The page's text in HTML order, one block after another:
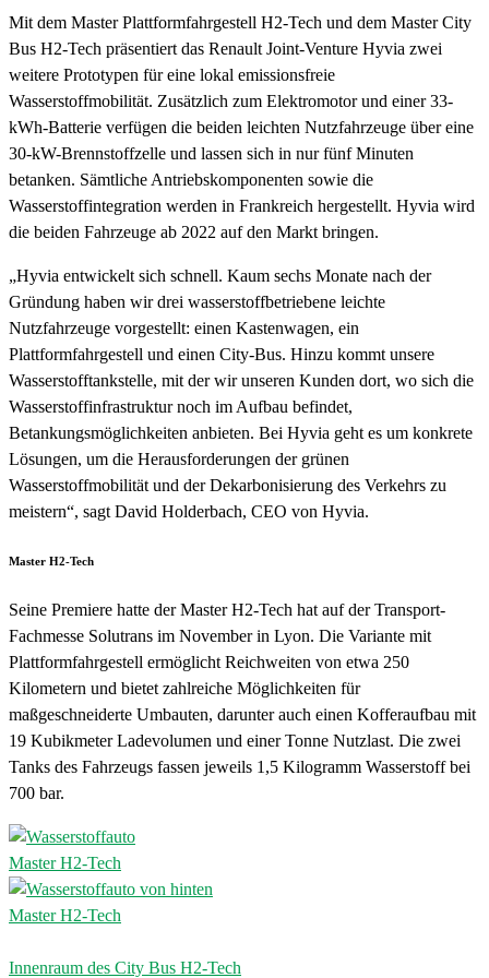
Mit dem Master Plattformfahrgestell H2-Tech und dem Master City
Bus H2-Tech präsentiert das Renault Joint-Venture Hyvia zwei
weitere Prototypen für eine lokal emissionsfreie
Wasserstoffmobilität. Zusätzlich zum Elektromotor und einer 33-
kWh-Batterie verfügen die beiden leichten Nutzfahrzeuge über eine
30-kW-Brennstoffzelle und lassen sich in nur fünf Minuten
betanken. Sämtliche Antriebskomponenten sowie die
Wasserstoffintegration werden in Frankreich hergestellt. Hyvia wird
die beiden Fahrzeuge ab 2022 auf den Markt bringen.
„Hyvia entwickelt sich schnell. Kaum sechs Monate nach der
Gründung haben wir drei wasserstoffbetriebene leichte
Nutzfahrzeuge vorgestellt: einen Kastenwagen, ein
Plattformfahrgestell und einen City-Bus. Hinzu kommt unsere
Wasserstofftankstelle, mit der wir unseren Kunden dort, wo sich die
Wasserstoffinfrastruktur noch im Aufbau befindet,
Betankungsmöglichkeiten anbieten. Bei Hyvia geht es um konkrete
Lösungen, um die Herausforderungen der grünen
Wasserstoffmobilität und der Dekarbonisierung des Verkehrs zu
meistern“, sagt David Holderbach, CEO von Hyvia.
Master H2-Tech
Seine Premiere hatte der Master H2-Tech hat auf der Transport-
Fachmesse Solutrans im November in Lyon. Die Variante mit
Plattformfahrgestell ermöglicht Reichweiten von etwa 250
Kilometern und bietet zahlreiche Möglichkeiten für
maßgeschneiderte Umbauten, darunter auch einen Kofferaufbau mit
19 Kubikmeter Ladevolumen und einer Tonne Nutzlast. Die zwei
Tanks des Fahrzeugs fassen jeweils 1,5 Kilogramm Wasserstoff bei
700 bar.
Master H2-Tech
Master H2-Tech
Innenraum des City Bus H2-Tech